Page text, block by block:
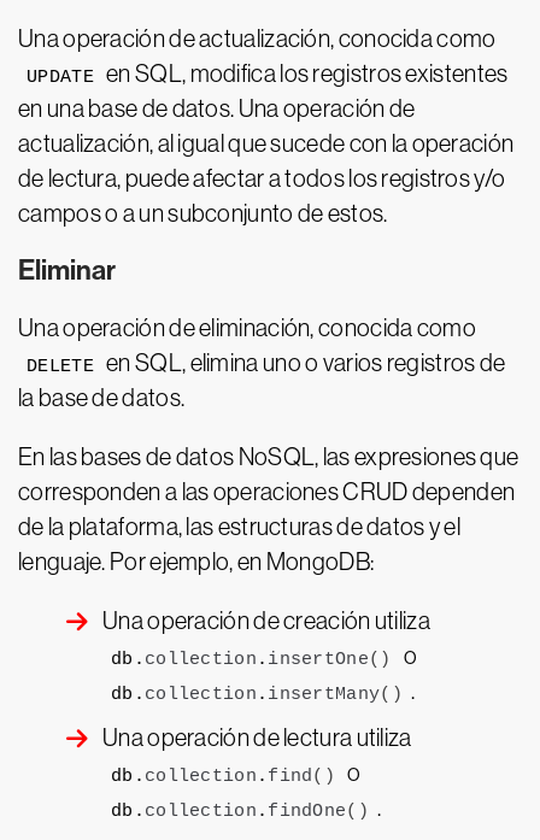
Una operación de actualización, conocida como
UPDATE en SQL, modifica los registros existentes
en una base de datos. Una operación de
actualización, al igual que sucede con la operación
de lectura, puede afectar a todos los registros y/o
campos o a un subconjunto de estos.
Eliminar
Una operación de eliminación, conocida como
DELETE en SQL, elimina uno o varios registros de
la base de datos.
En las bases de datos NoSQL, las expresiones que
corresponden a las operaciones CRUD dependen
de la plataforma, las estructuras de datos y el
lenguaje. Por ejemplo, en MongoDB:
Una operación de creación utiliza
db. collection . insertOne() o
db. collection . insertMany() .
Una operación de lectura utiliza
db. collection . find() o
db. collection . findOne() .